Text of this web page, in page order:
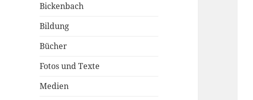
Bickenbach
Bildung
Bücher
Fotos und Texte
Medien